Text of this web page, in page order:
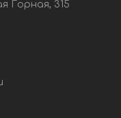
Горная, 315